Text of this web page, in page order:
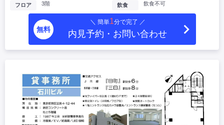
フロア 3階 飲食 飲食不可
無料
＼ 簡単1分で完了 ／
内見予約・お問い合わせ